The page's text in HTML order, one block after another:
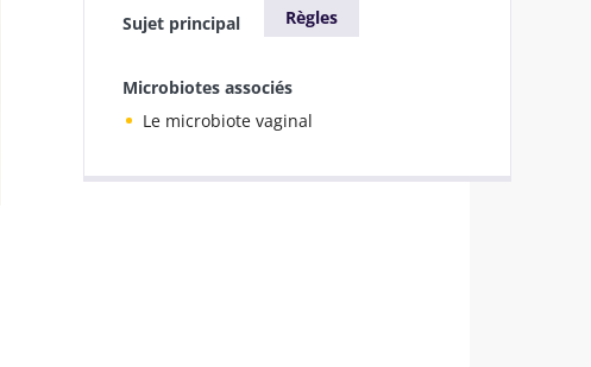
Sujet principal Règles
Microbiotes associés
Le microbiote vaginal